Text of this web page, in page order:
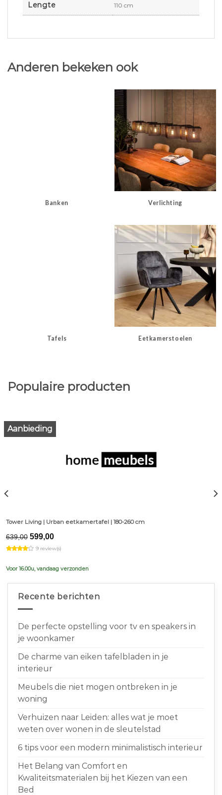
Lengte 110 cm
Anderen bekeken ook
Banken Verlichting
Tafels Eetkamerstoelen
Populaire producten
Aanbieding
Tower Living | Urban eetkamertafel | 180-260 cm
639,00 Original
price
was:
599,00Current
is:
9 review(s)
Voor 16.00u, vandaag verzonden
Recente berichten
De perfecte opstelling voor tv en speakers in
je woonkamer
De charme van eiken tafelbladen in je
interieur
Meubels die niet mogen ontbreken in je
woning
Verhuizen naar Leiden: alles wat je moet
weten over wonen in de sleutelstad
6 tips voor een modern minimalistisch interieur
Het Belang van Comfort en
Kwaliteitsmaterialen bij het Kiezen van een
Bed